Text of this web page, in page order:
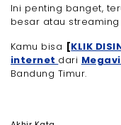
Ini penting banget,
besar atau
Kamu bisa [KLIK
internet dari
Bandung Timur.